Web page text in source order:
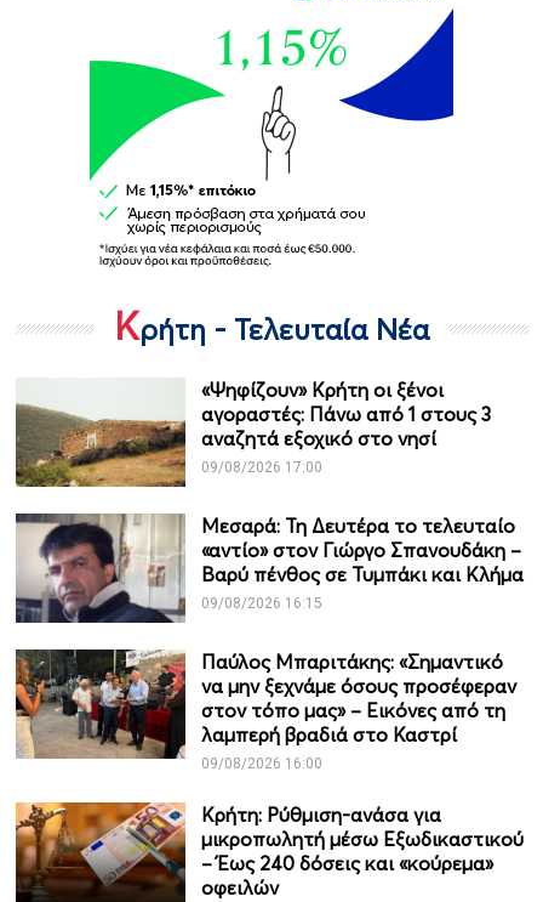
Κρήτη - Τελευταία Νέα
«Ψηφίζουν» Κρήτη οι ξένοι
αγοραστές: Πάνω από 1 στους 3
αναζητά εξοχικό στο νησί
09/08/2026 17:00
Μεσαρά: Τη Δευτέρα το τελευταίο
«αντίο» στον Γιώργο Σπανουδάκη –
Βαρύ πένθος σε Τυμπάκι και Κλήμα
09/08/2026 16:15
Παύλος Μπαριτάκης: «Σημαντικό
να μην ξεχνάμε όσους προσέφεραν
στον τόπο μας» – Εικόνες από τη
λαμπερή βραδιά στο Καστρί
09/08/2026 16:00
Κρήτη: Ρύθμιση-ανάσα για
μικροπωλητή μέσω Εξωδικαστικού
– Έως 240 δόσεις και «κούρεμα»
οφειλών